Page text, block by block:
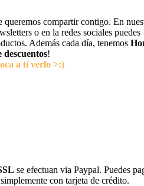
queremos compartir contigo. En
o en la redes sociales puedes
Además cada día, tenemos
descuentos!
a tí verlo >:)
se efectuan via Paypal. Puedes
con tarjeta de crédito.